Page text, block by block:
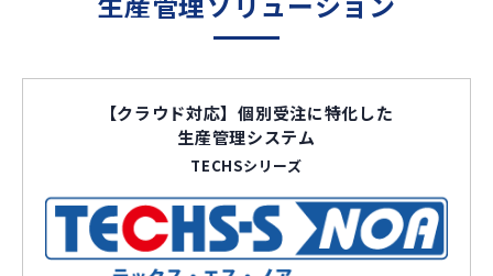
【クラウド対応】個別受注に特化した
生産管理システム
TECHSシリーズ